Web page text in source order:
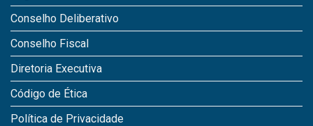
Conselho Deliberativo
Conselho Fiscal
Diretoria Executiva
Código de Ética
Política de Privacidade